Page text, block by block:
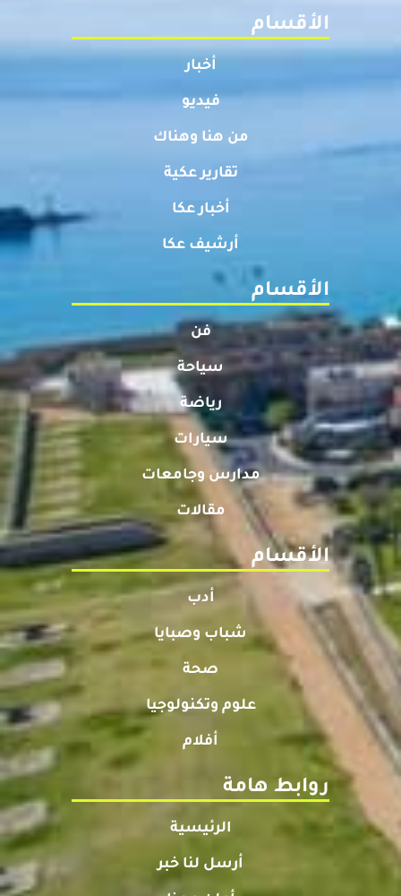
الأقسام
أخبار
فيديو
من هنا وهناك
تقارير عكية
أخبار عكا
أرشيف عكا
الأقسام
فن
سياحة
رياضة
سيارات
مدارس وجامعات
مقالات
الأقسام
أدب
شباب وصبايا
صحة
علوم وتكنولوجيا
أفلام
روابط هامة
الرئيسية
أرسل لنا خبر